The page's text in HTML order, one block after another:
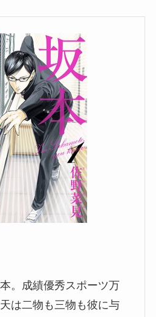
。成績優秀スポーツ万
は二物も三物も彼に与